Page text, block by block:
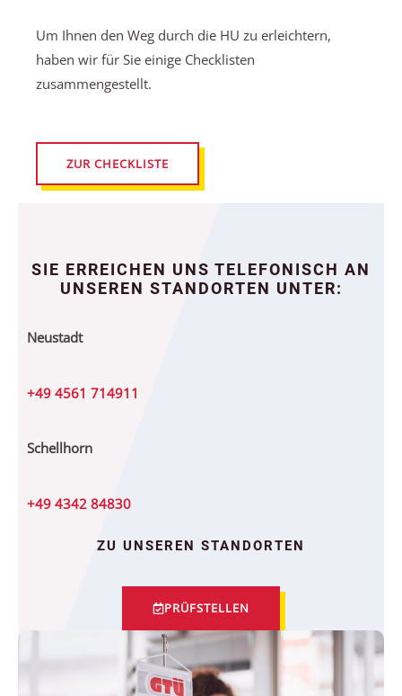
Um Ihnen den Weg durch die HU zu erleichtern,
haben wir für Sie einige Checklisten
zusammengestellt.
ZUR CHECKLISTE
SIE ERREICHEN UNS TELEFONISCH AN
UNSEREN STANDORTEN UNTER:
Neustadt
+49 4561 714911
Schellhorn
+49 4342 84830
ZU UNSEREN STANDORTEN
PRÜFSTELLEN